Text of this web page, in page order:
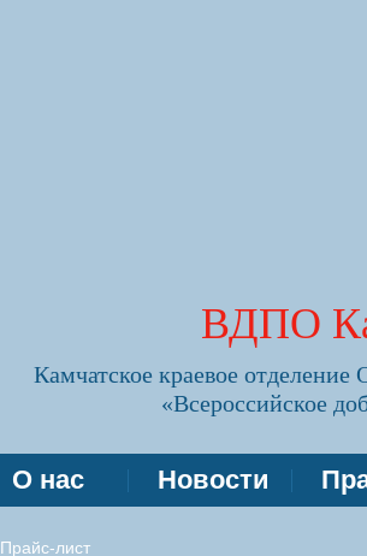
ВДПО
Камчатское краевое
«Всероссийское
О нас Новости
Прайс-лист